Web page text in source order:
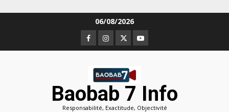
06/08/2026
Facebook
Instagram
TwitterYoutube
Baobab 7 Info
Responsabilité, Exactitude, Objectivité